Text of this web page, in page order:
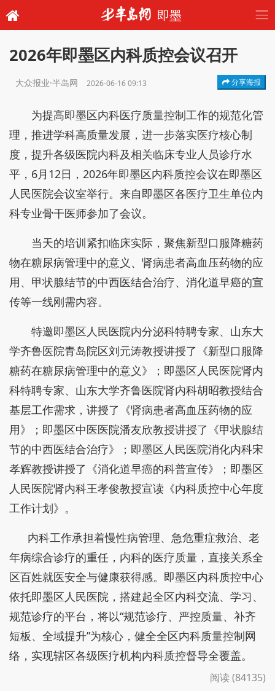
即墨
2026年即墨区内科质控会议召开
大众报业·半岛网 2026-06-16 09:13 分享海报
为提高即墨区内科医疗质量控制工作的规范化管
理，推进学科高质量发展，进一步落实医疗核心制
度，提升各级医院内科及相关临床专业人员诊疗水
平，6月12日，2026年即墨区内科质控会议在即墨区
人民医院会议室举行。来自即墨区各医疗卫生单位内
科专业骨干医师参加了会议。
当天的培训紧扣临床实际，聚焦新型口服降糖药
物在糖尿病管理中的意义、肾病患者高血压药物的应
用、甲状腺结节的中西医结合治疗、消化道早癌的宣
传等一线刚需内容。
特邀即墨区人民医院内分泌科特聘专家、山东大
学齐鲁医院青岛院区刘元涛教授讲授了《新型口服降
糖药在糖尿病管理中的意义》；即墨区人民医院肾内
科特聘专家、山东大学齐鲁医院肾内科胡昭教授结合
基层工作需求，讲授了《肾病患者高血压药物的应
用》；即墨区中医医院潘友欣教授讲授了《甲状腺结
节的中西医结合治疗》；即墨区人民医院消化内科宋
孝辉教授讲授了《消化道早癌的科普宣传》；即墨区
人民医院肾内科王孝俊教授宣读《内科质控中心年度
工作计划》。
内科工作承担着慢性病管理、急危重症救治、老
年病综合诊疗的重任，内科的医疗质量，直接关系全
区百姓就医安全与健康获得感。即墨区内科质控中心
依托即墨区人民医院，搭建起全区内科交流、学习、
规范诊疗的平台，将以“规范诊疗、严控质量、补齐
短板、全域提升”为核心，健全全区内科质量控制网
络，实现辖区各级医疗机构内科质控督导全覆盖。
阅读 (84135)